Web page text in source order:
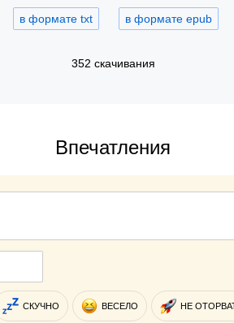
в формате txt в формате epub
352 скачивания
Впечатления
СКУЧНО ВЕСЕЛО НЕ